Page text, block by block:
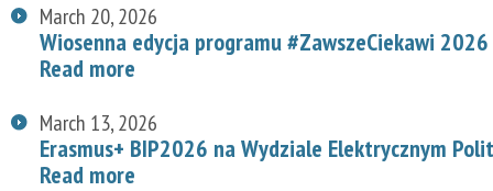
March 20, 2026
Wiosenna edycja programu #ZawszeCiekawi
Read more
March 13, 2026
Erasmus+ BIP2026 na Wydziale Elektrycznym
Read more